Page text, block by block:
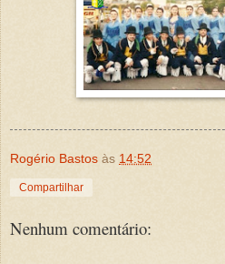
Rogério Bastos às 14:52
Compartilhar
Nenhum comentário: